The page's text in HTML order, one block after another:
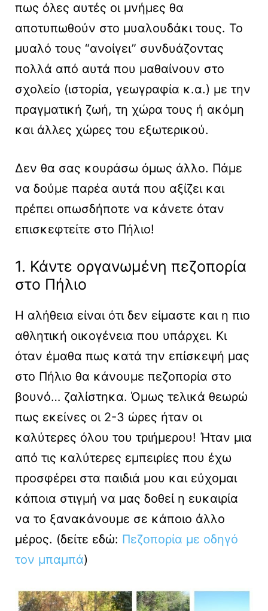
πως όλες αυτές οι μνήμες θα
αποτυπωθούν στο μυαλουδάκι τους. Το
μυαλό τους “ανοίγει” συνδυάζοντας
πολλά από αυτά που μαθαίνουν στο
σχολείο (ιστορία, γεωγραφία κ.α.) με την
πραγματική ζωή, τη χώρα τους ή ακόμη
και άλλες χώρες του εξωτερικού.
Δεν θα σας κουράσω όμως άλλο. Πάμε
να δούμε παρέα αυτά που αξίζει και
πρέπει οπωσδήποτε να κάνετε όταν
επισκεφτείτε στο Πήλιο!
1. Κάντε οργανωμένη πεζοπορία
στο Πήλιο
Η αλήθεια είναι ότι δεν είμαστε και η πιο
αθλητική οικογένεια που υπάρχει. Κι
όταν έμαθα πως κατά την επίσκεψή μας
στο Πήλιο θα κάνουμε πεζοπορία στο
βουνό… ζαλίστηκα. Όμως τελικά θεωρώ
πως εκείνες οι 2-3 ώρες ήταν οι
καλύτερες όλου του τριήμερου! Ήταν μια
από τις καλύτερες εμπειρίες που έχω
προσφέρει στα παιδιά μου και εύχομαι
κάποια στιγμή να μας δοθεί η ευκαιρία
να το ξανακάνουμε σε κάποιο άλλο
μέρος. (δείτε εδώ: Πεζοπορία με οδηγό
τον μπαμπά)